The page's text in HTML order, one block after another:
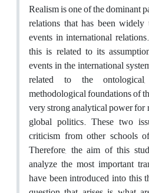
Realism is one of the dominant
relations that has been
events in international
this is related to its
events in the international
related to the
methodological foundations of
very strong analytical power for
global politics. These two
criticism from other schools
Therefore, the aim of this
analyze the most important
have been introduced into this